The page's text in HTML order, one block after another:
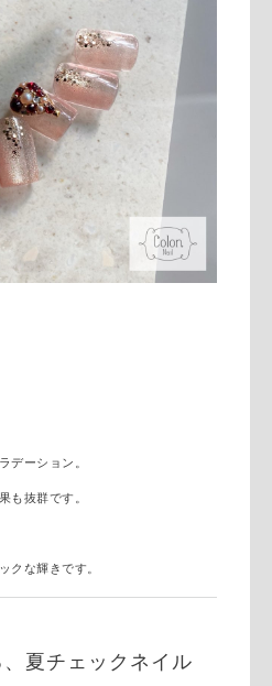
デーション。
も抜群です。
クな輝きです。
夏チェックネイル